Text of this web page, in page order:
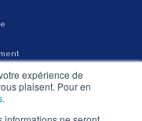
expérience de
plaisent. Pour en
.